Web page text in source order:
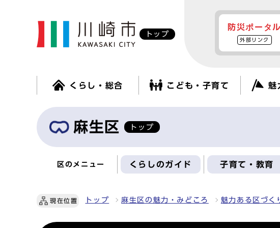
トップ
防災ポータル
外部リンク
くらし・総合 こども・子育て 魅
麻生区 トップ
区のメニュー くらしのガイド 子育て・教育
現在位置 トップ 麻生区の魅力・みどころ 魅力ある区づく